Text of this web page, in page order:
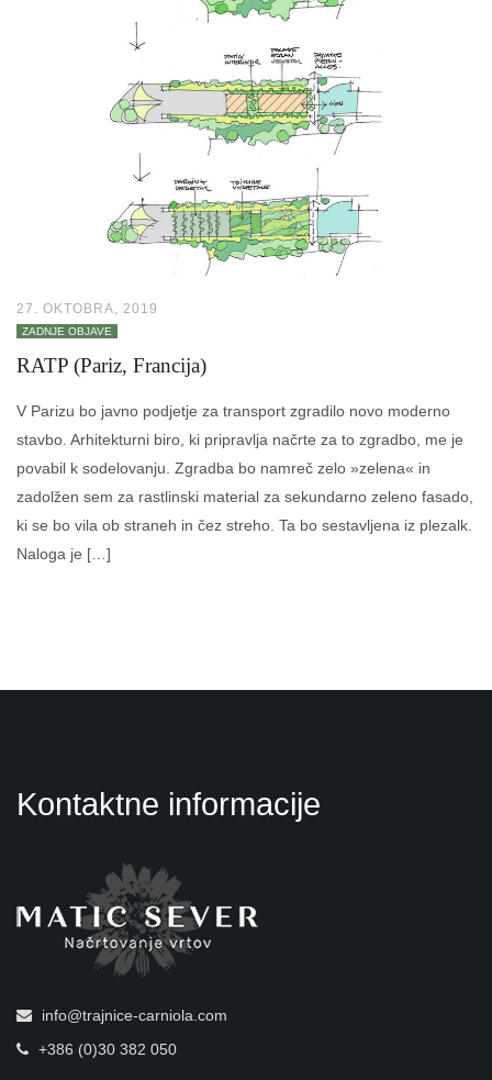
27. OKTOBRA, 2019
ZADNJE OBJAVE
RATP (Pariz, Francija)
V Parizu bo javno podjetje za transport zgradilo novo moderno
stavbo. Arhitekturni biro, ki pripravlja načrte za to zgradbo, me je
povabil k sodelovanju. Zgradba bo namreč zelo »zelena« in
zadolžen sem za rastlinski material za sekundarno zeleno fasado,
ki se bo vila ob straneh in čez streho. Ta bo sestavljena iz plezalk.
Naloga je […]
Kontaktne informacije
info@trajnice-carniola.com
+386 (0)30 382 050